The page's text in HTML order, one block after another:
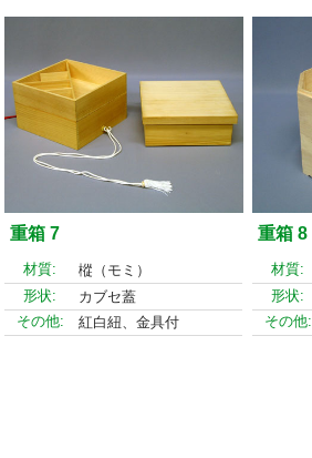
重箱 7
材質:
樅（モミ）
形状:
カブセ蓋
その他:
紅白紐、金具付
重箱 8
材質:
形状:
その他: